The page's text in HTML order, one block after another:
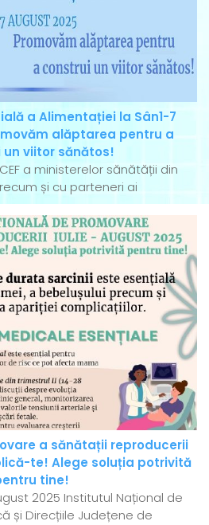
a Alimentației la Sân1-7
alăptarea pentru a
un viitor sănătos!
a ministerelor sănătății din
și cu parteneri ai
a sănătații reproducerii
te! Alege soluția potrivită
tine!
2025 Institutul Național de
și Direcțiile Județene de